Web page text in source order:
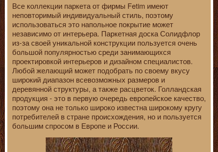
Все коллекции паркета от фирмы Fetim имеют
неповторимый индивидуальный стиль, поэтому
использоваться это напольное покрытие может
независимо от интерьера. Паркетная доска Солидфлор
из-за своей уникальной конструкции пользуется очень
большой популярностью среди занимающихся
проектировкой интерьеров и дизайном специалистов.
Любой желающий может подобрать по своему вкусу
широкий диапазон всевозможных размеров и
деревянной структуры, а также расцветок. Голландская
продукция - это в первую очередь европейское качество,
поэтому она не только широко известна широкому кругу
потребителей в стране происхождения, но и пользуется
большим спросом в Европе и России.